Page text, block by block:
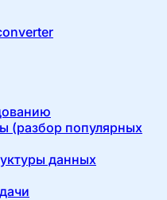
(разбор популярных
данных